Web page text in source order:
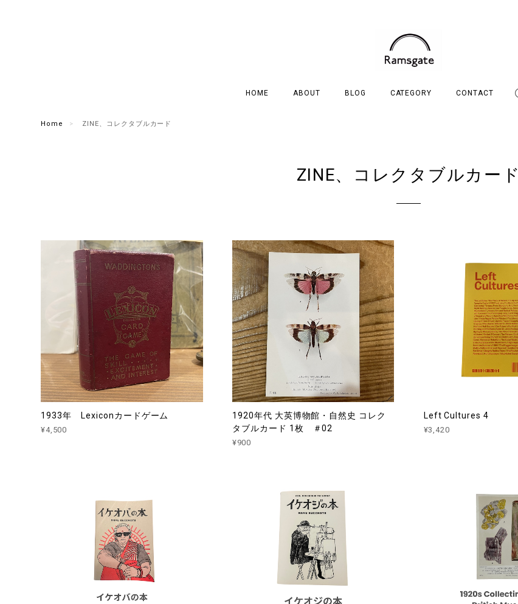
HOME ABOUT BLOG CATEGORY CONTACT
Home ZINE、コレクタブルカード
ZINE、コレクタブルカード
1933年 Lexiconカードゲーム
¥4,500
1920年代 大英博物館・自然史 コレク
タブルカード 1枚 ＃02
¥900
Left Cultures 4
¥3,420